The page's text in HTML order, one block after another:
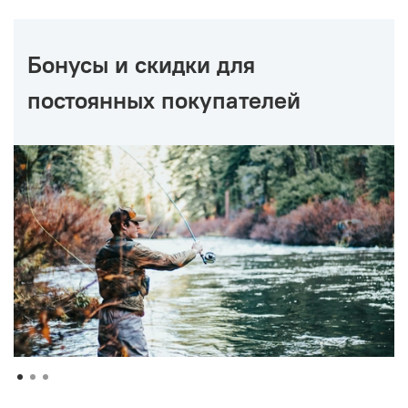
Бонусы и скидки для
постоянных покупателей